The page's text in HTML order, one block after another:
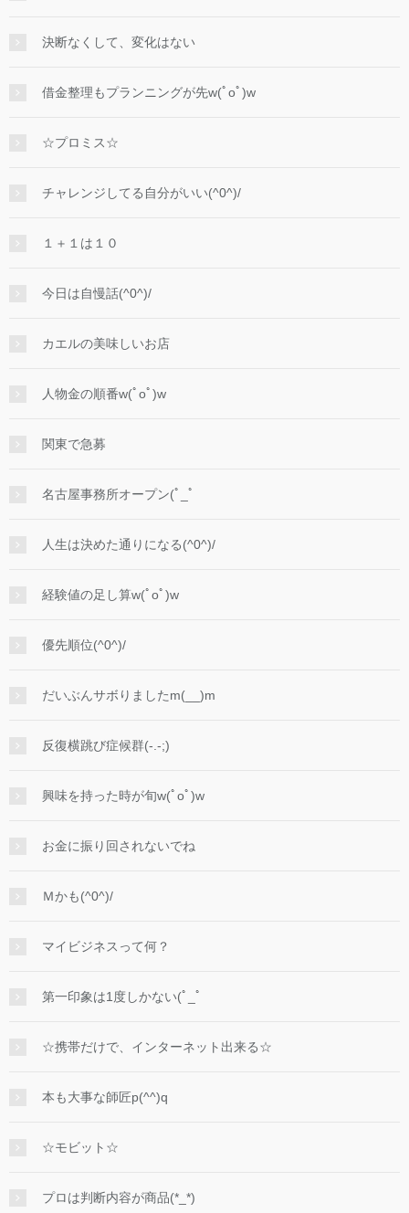
決断なくして、変化はない
借金整理もプランニングが先w(ﾟoﾟ)w
☆プロミス☆
チャレンジしてる自分がいい(^0^)/
１＋１は１０
今日は自慢話(^0^)/
カエルの美味しいお店
人物金の順番w(ﾟoﾟ)w
関東で急募
名古屋事務所オープン(ﾟ_ﾟ
人生は決めた通りになる(^0^)/
経験値の足し算w(ﾟoﾟ)w
優先順位(^0^)/
だいぶんサボりましたm(__)m
反復横跳び症候群(-.-;)
興味を持った時が旬w(ﾟoﾟ)w
お金に振り回されないでね
Ｍかも(^0^)/
マイビジネスって何？
第一印象は1度しかない(ﾟ_ﾟ
☆携帯だけで、インターネット出来る☆
本も大事な師匠p(^^)q
☆モビット☆
プロは判断内容が商品(*_*)